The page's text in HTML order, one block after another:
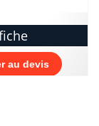
au devis